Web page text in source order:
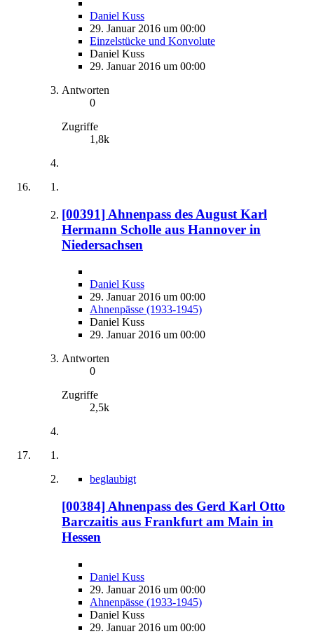
Daniel Kuss
29. Januar 2016 um 00:00
Einzelstücke und Konvolute
Daniel Kuss
29. Januar 2016 um 00:00
Antworten
0
Zugriffe
1,8k
[00391] Ahnenpass des August Karl
Hermann Scholle aus Hannover in
Niedersachsen
Daniel Kuss
29. Januar 2016 um 00:00
Ahnenpässe (1933-1945)
Daniel Kuss
29. Januar 2016 um 00:00
Antworten
0
Zugriffe
2,5k
beglaubigt
[00384] Ahnenpass des Gerd Karl Otto
Barczaitis aus Frankfurt am Main in
Hessen
Daniel Kuss
29. Januar 2016 um 00:00
Ahnenpässe (1933-1945)
Daniel Kuss
29. Januar 2016 um 00:00